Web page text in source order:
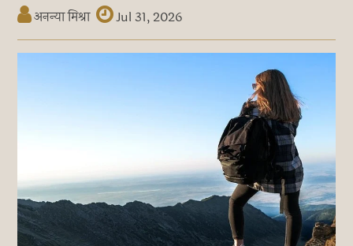
अनन्या मिश्रा Jul 31, 2026